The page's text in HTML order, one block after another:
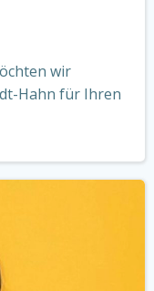
wir
Hahn für Ihren